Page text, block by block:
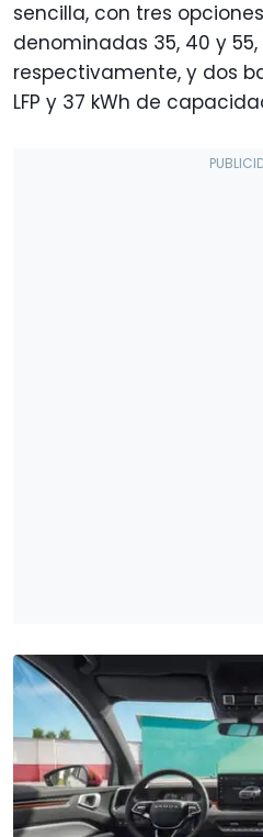
sencilla, con tres
denominadas 35, 40 y 55,
respectivamente, y dos
LFP y 37 kWh de